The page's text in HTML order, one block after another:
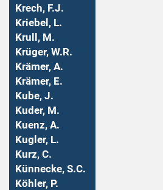
Krech, F.J.
Kriebel, L.
Krull, M.
Krüger, W.R.
Krämer, A.
Krämer, E.
Kube, J.
Kuder, M.
Kuenz, A.
Kugler, L.
Kurz, C.
Künnecke, S.C.
Köhler, P.